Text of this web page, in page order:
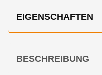
EIGENSCHAFTEN
BESCHREIBUNG